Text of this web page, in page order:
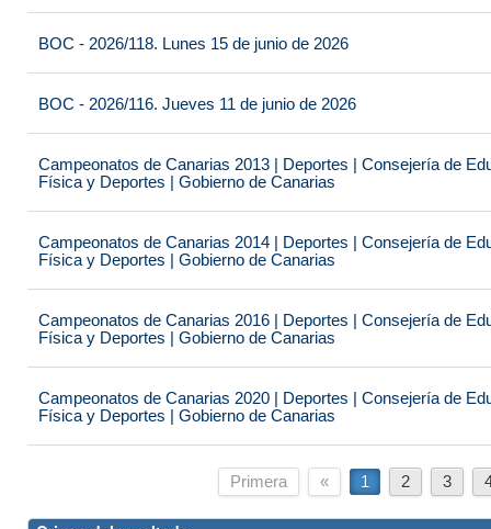
BOC - 2026/118. Lunes 15 de junio de 2026
BOC - 2026/116. Jueves 11 de junio de 2026
Campeonatos de Canarias 2013 | Deportes | Consejería de
Física y Deportes | Gobierno de Canarias
Campeonatos de Canarias 2014 | Deportes | Consejería de
Física y Deportes | Gobierno de Canarias
Campeonatos de Canarias 2016 | Deportes | Consejería de
Física y Deportes | Gobierno de Canarias
Campeonatos de Canarias 2020 | Deportes | Consejería de
Física y Deportes | Gobierno de Canarias
Primera « 1 2 3